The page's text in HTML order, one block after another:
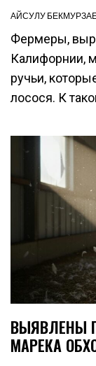
АЙСУЛУ
Фермеры,
Калифорнии,
ручьи,
лосося. К
ВЫЯВЛЕНЫ
МАРЕКА